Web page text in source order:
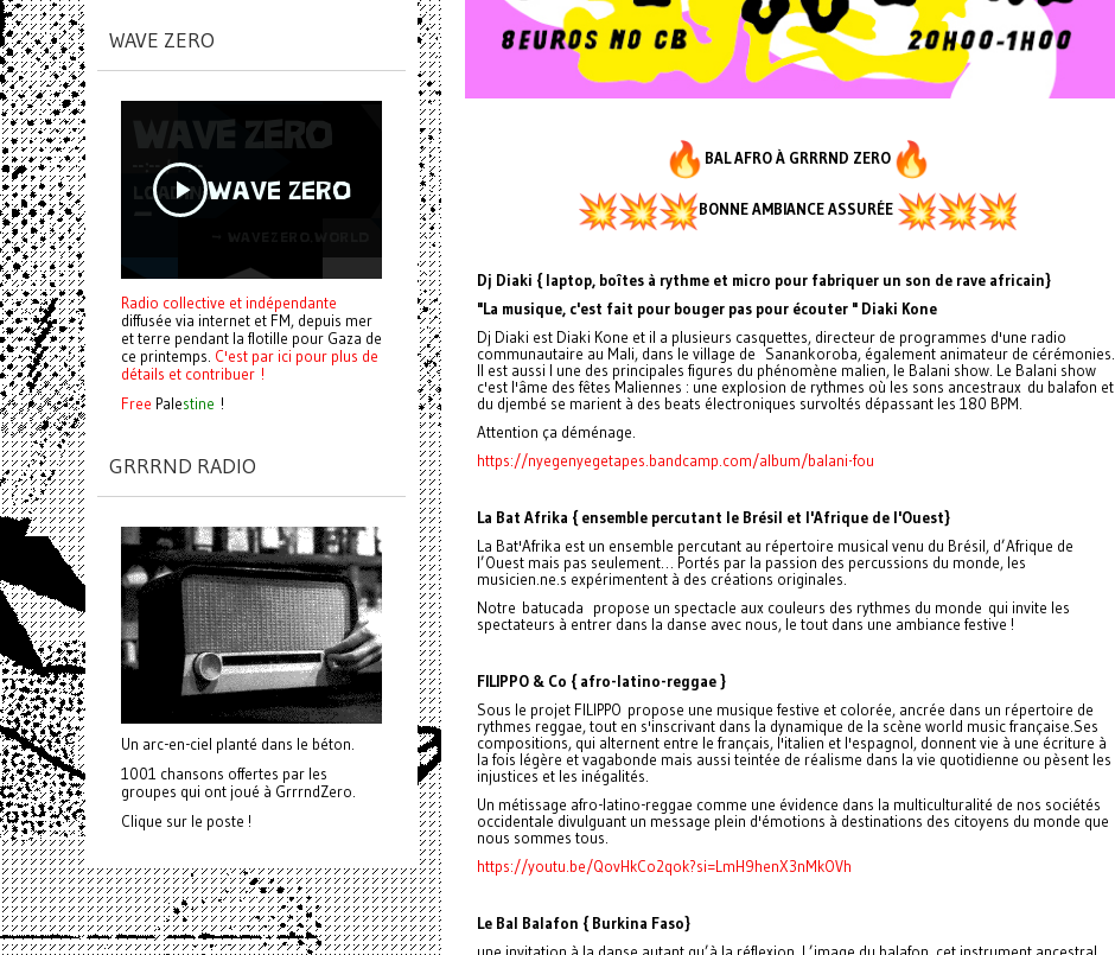
BAL AFRO À GRRRND ZERO
BONNE AMBIANCE ASSURÉE
Dj Diaki { laptop, boîtes à rythme et micro pour fabriquer un son de rave africain}
"La musique, c'est fait pour bouger pas pour écouter " Diaki Kone
Dj Diaki est Diaki Kone et il a plusieurs casquettes, directeur de programmes d'une radio
communautaire au Mali, dans le village de Sanankoroba, également animateur de cérémonies.
Il est aussi l une des principales figures du phénomène malien, le Balani show. Le Balani show
c'est l'âme des fêtes Maliennes : une explosion de rythmes où les sons ancestraux du balafon et
du djembé se marient à des beats électroniques survoltés dépassant les 180 BPM.
Attention ça déménage.
https://nyegenyegetapes.bandcamp.com/album/balani-fou
La Bat Afrika { ensemble percutant le Brésil et l'Afrique de l'Ouest}
La Bat'Afrika est un ensemble percutant au répertoire musical venu du Brésil, d’Afrique de
l’Ouest mais pas seulement… Portés par la passion des percussions du monde, les
musicien.ne.s expérimentent à des créations originales.
Notre batucada propose un spectacle aux couleurs des rythmes du monde qui invite les
spectateurs à entrer dans la danse avec nous, le tout dans une ambiance festive !
FILIPPO & Co { afro-latino-reggae }
Sous le projet FILIPPO propose une musique festive et colorée, ancrée dans un répertoire de
rythmes reggae, tout en s'inscrivant dans la dynamique de la scène world music française.Ses
compositions, qui alternent entre le français, l'italien et l'espagnol, donnent vie à une écriture à
la fois légère et vagabonde mais aussi teintée de réalisme dans la vie quotidienne ou pèsent les
injustices et les inégalités.
Un métissage afro-latino-reggae comme une évidence dans la multiculturalité de nos sociétés
occidentale divulguant un message plein d'émotions à destinations des citoyens du monde que
nous sommes tous.
https://youtu.be/QovHkCo2qok?si=LmH9henX3nMkOVh
Le Bal Balafon { Burkina Faso}
WAVE ZERO
Radio collective et indépendante
diffusée via internet et FM, depuis mer
et terre pendant la flotille pour Gaza de
ce printemps. C'est par ici pour plus de
détails et contribuer !
Free Palestine !
GRRRND RADIO
Un arc-en-ciel planté dans le béton.
1001 chansons offertes par les
groupes qui ont joué à GrrrndZero.
Clique sur le poste !